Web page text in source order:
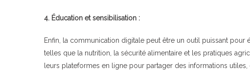
4. Éducation et sensibilisation :
Enfin, la communication digitale peut être un outil puissant
telles que la nutrition, la sécurité alimentaire et les pratiques
leurs plateformes en ligne pour partager des informations